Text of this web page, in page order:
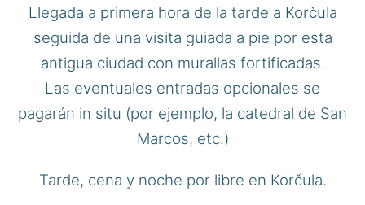
Llegada a primera hora de la tarde a Korčula
seguida de una visita guiada a pie por esta
antigua ciudad con murallas fortificadas.
Las eventuales entradas opcionales se
pagarán in situ (por ejemplo, la catedral de San
Marcos, etc.)
Tarde, cena y noche por libre en Korčula.